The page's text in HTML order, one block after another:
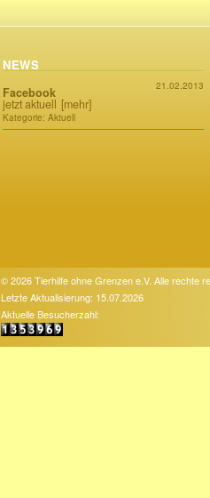
NEWS
21.02.2013
Facebook
jetzt aktuell [mehr]
Kategorie: Aktuell
© 2026 Tierhilfe ohne Grenzen e.V. Alle rechte
Letzte Aktualisierung: 15.07.2026
Aktuelle Besucherzahl: